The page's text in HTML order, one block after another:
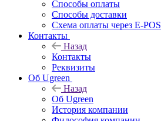
Способы оплаты
Способы доставки
Схема оплаты через E-POS
Контакты
Назад
Контакты
Реквизиты
Об Ugreen
Назад
Об Ugreen
История компании